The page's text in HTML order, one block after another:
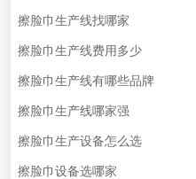
擦脸巾生产线找哪家
擦脸巾生产线费用多少
擦脸巾生产线有哪些品牌
擦脸巾生产线哪家强
擦脸巾生产设备怎么选
擦脸巾设备选哪家